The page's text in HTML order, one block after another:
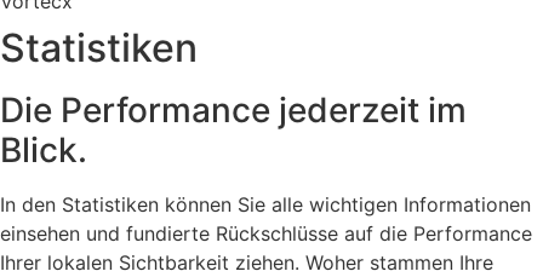
Statistiken
Die Performance jederzeit im
Blick.
In den Statistiken können Sie alle wichtigen Informationen
einsehen und fundierte Rückschlüsse auf die Performance
Ihrer lokalen Sichtbarkeit ziehen. Woher stammen Ihre